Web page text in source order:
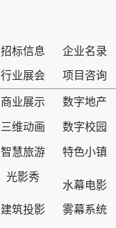
招标信息 企业名录
行业展会 项目咨询
商业展示 数字地产
三维动画 数字校园
智慧旅游 特色小镇
光影秀
水幕电影
建筑投影 雾幕系统